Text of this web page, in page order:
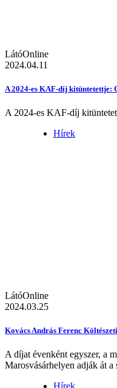
LátóOnline
2024.04.11
A 2024-es KAF-díj kitüntetettje:
A 2024-es KAF-díj
Hírek
LátóOnline
2024.03.25
Kovács András Ferenc
A díjat évenként egyszer, a
Marosvásárhelyen adják át